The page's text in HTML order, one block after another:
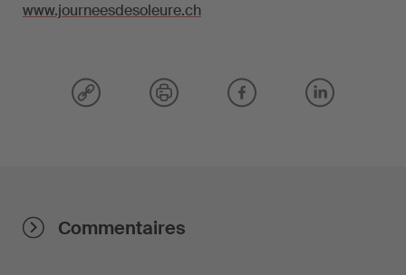
www.journeesdesoleure.ch
Commentaires